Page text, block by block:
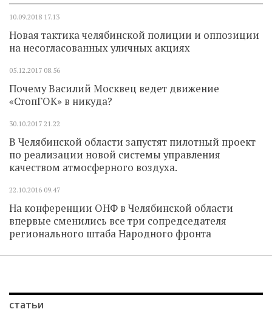
10.09.2018 17.13
Новая тактика челябинской полиции и оппозиции
на несогласованных уличных акциях
05.12.2017 08.56
Почему Василий Москвец ведет движение
«СтопГОК» в никуда?
30.10.2017 21.22
В Челябинской области запустят пилотный проект
по реализации новой системы управления
качеством атмосферного воздуха.
22.10.2016 09.47
На конференции ОНФ в Челябинской области
впервые сменились все три сопредседателя
регионального штаба Народного фронта
статьи